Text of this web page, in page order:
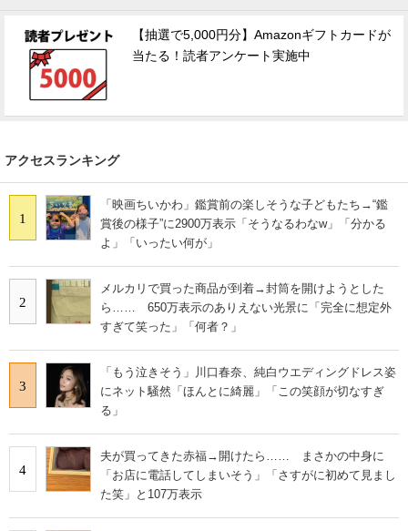
【抽選で5,000円分】Amazonギフトカードが
当たる！読者アンケート実施中
アクセスランキング
1
「映画ちいかわ」鑑賞前の楽しそうな子どもたち→“鑑
賞後の様子”に2900万表示「そうなるわなw」「分かる
よ」「いったい何が」
2
メルカリで買った商品が到着→封筒を開けようとした
ら…… 650万表示のありえない光景に「完全に想定外
すぎて笑った」「何者？」
3
「もう泣きそう」川口春奈、純白ウエディングドレス姿
にネット騒然「ほんとに綺麗」「この笑顔が切なすぎ
る」
4
夫が買ってきた赤福→開けたら…… まさかの中身に
「お店に電話してしまいそう」「さすがに初めて見まし
た笑」と107万表示